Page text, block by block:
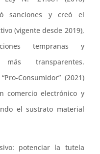
sanciones y creó el
(vigente desde 2019),
tempranas y
más transparentes.
Consumidor” (2021)
comercio electrónico y
el sustrato material
potenciar la tutela